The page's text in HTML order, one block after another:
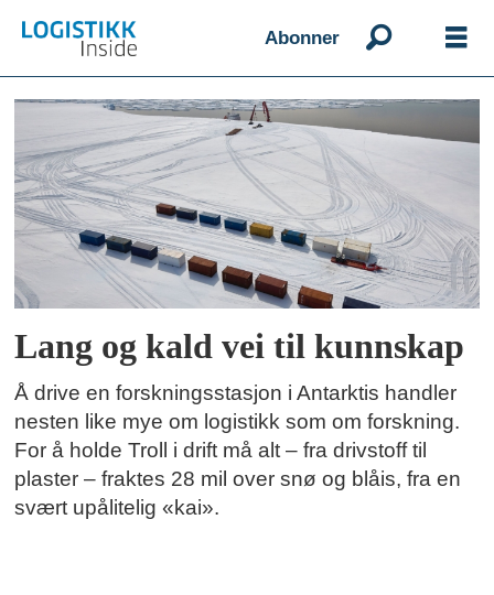
Abonner
Emne:
troll
forskningsstasjon
Lang og kald vei til kunnskap
Å drive en forskningsstasjon i Antarktis handler
nesten like mye om logistikk som om forskning.
For å holde Troll i drift må alt – fra drivstoff til
plaster – fraktes 28 mil over snø og blåis, fra en
svært upålitelig «kai».